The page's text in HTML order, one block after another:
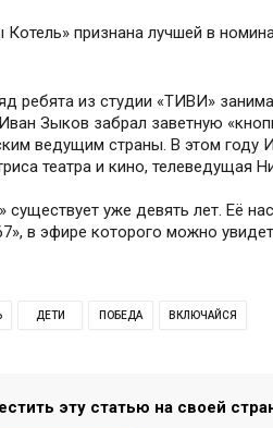
Котель» признана лучшей в
ребята из студии «ТИВИ»
Зыков забрал заветную
ведущим страны. В этом году
театра и кино, телеведущая
уже девять лет. Её
в эфире которого можно
ДЕТИ ПОБЕДА ВКЛЮЧАЙСЯ
эту статью на своей